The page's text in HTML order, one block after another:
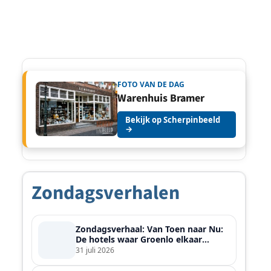
FOTO VAN DE DAG
Warenhuis Bramer
Bekijk op Scherpinbeeld
→
Zondagsverhalen
Zondagsverhaal: Van Toen naar Nu:
De hotels waar Groenlo elkaar
ontmoette
31 juli 2026